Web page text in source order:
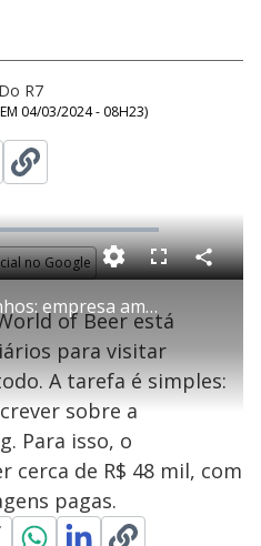
Do R7
04/03/2024 - 08H23)
no Google
Emprego dos sonhos: empresa americana oferece vaga para 'degustador de cerveja'
F
s
c
e
n
C
o
a
of Beer está
para visitar
A tarefa é simples:
sobre a
Para isso, o
cerca de R$ 48 mil, com
pagas.